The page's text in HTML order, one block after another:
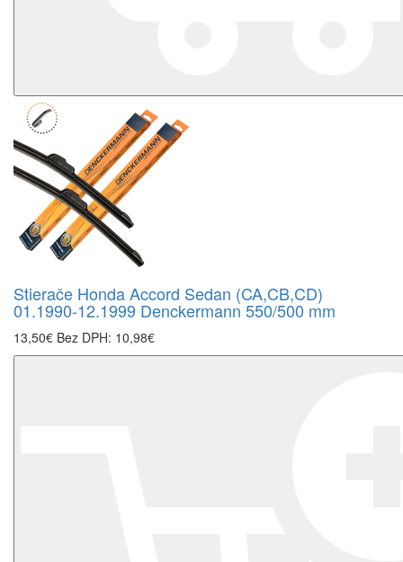
Stierače Honda Accord Sedan (CA,CB,CD)
01.1990-12.1999 Denckermann 550/500 mm
13,50€ Bez DPH: 10,98€